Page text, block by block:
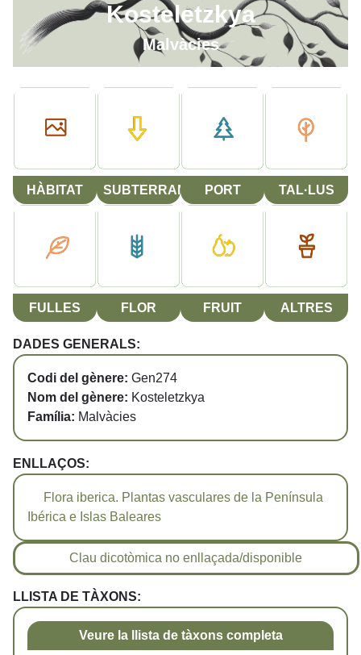
Kosteletzkya
Malvàcies
HÀBITAT SUBTERRANI PORT TAL·LUS
FULLES FLOR FRUIT ALTRES
DADES GENERALS:
Codi del gènere: Gen274
Nom del gènere: Kosteletzkya
Família: Malvàcies
ENLLAÇOS:
Flora iberica. Plantas vasculares de la Península
Ibérica e Islas Baleares
Clau dicotòmica no enllaçada/disponible
LLISTA DE TÀXONS:
Veure la llista de tàxons completa